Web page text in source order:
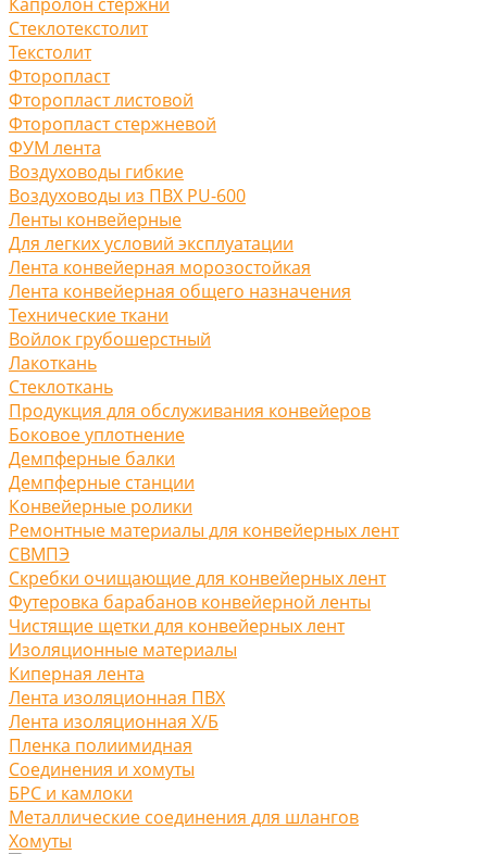
Стеклотекстолит
Текстолит
Фторопласт
Фторопласт листовой
Фторопласт стержневой
ФУМ лента
Воздуховоды гибкие
Воздуховоды из ПВХ PU-600
Ленты конвейерные
Для легких условий эксплуатации
Лента конвейерная морозостойкая
Лента конвейерная общего назначения
Технические ткани
Войлок грубошерстный
Лакоткань
Стеклоткань
Продукция для обслуживания конвейеров
Боковое уплотнение
Демпферные балки
Демпферные станции
Конвейерные ролики
Ремонтные материалы для конвейерных лент
СВМПЭ
Скребки очищающие для конвейерных лент
Футеровка барабанов конвейерной ленты
Чистящие щетки для конвейерных лент
Изоляционные материалы
Киперная лента
Лента изоляционная ПВХ
Лента изоляционная Х/Б
Пленка полиимидная
Соединения и хомуты
БРС и камлоки
Металлические соединения для шлангов
Хомуты